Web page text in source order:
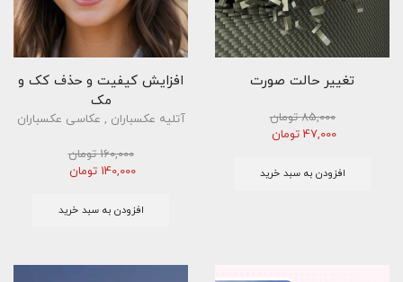
افزایش کیفیت و حذف کک و
مک
آتلیه عکسباران , عکاسی عکسباران
160,000 تومان
قیمت
160,000 تومان
140,000 تومان
افزودن به سبد خرید
تغییر حالت صورت
85,000 تومان
قیمت
85,000 تومان
47,000 تومان
افزودن به سبد خرید